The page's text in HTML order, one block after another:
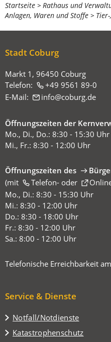
Sie
befinden
hier:
Startseite Rathaus und
Anlagen, Waren und Stoffe
Stadt Coburg
Markt 1, 96450 Coburg
Telefon:
+49 9561 89-0
E-Mail:
info coburg de
Öffnungszeiten der
Mo., Di., Do.: 8:30 - 15:30 Uhr
Mi., Fr.: 8:30 - 12:00 Uhr
Öffnungszeiten des
(mit
Telefon-oder
(Öffnet
in
einem
neuen
Tab)
Mo., Di.: 8:30 - 15:30 Uhr
Mi.: 8:30 - 12:00 Uhr
Do.: 8:30 - 18:00 Uhr
Fr.: 8:30 - 12:00 Uhr
Sa.: 8:00 - 12:00 Uhr
Telefonische Erreichbarkeit
Service & Dienste
Notfall/Notdienste
Katastrophenschutz